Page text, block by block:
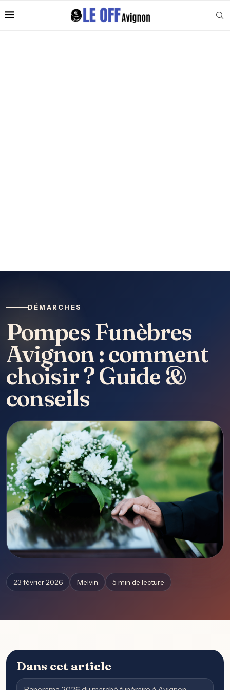
DÉMARCHES
Pompes Funèbres
Avignon : comment
choisir ? Guide &
conseils
23 février 2026 Melvin 5 min de lecture
Dans cet article